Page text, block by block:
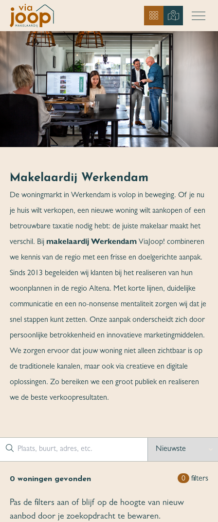
Makelaardij Werkendam
De woningmarkt in Werkendam is volop in beweging. Of je nu
je huis wilt verkopen, een nieuwe woning wilt aankopen of een
betrouwbare taxatie nodig hebt: de juiste makelaar maakt het
verschil. Bij makelaardij Werkendam ViaJoop! combineren
we kennis van de regio met een frisse en doelgerichte aanpak.
Sinds 2013 begeleiden wij klanten bij het realiseren van hun
woonplannen in de regio Altena. Met korte lijnen, duidelijke
communicatie en een no-nonsense mentaliteit zorgen wij dat je
snel stappen kunt zetten. Onze aanpak onderscheidt zich door
persoonlijke betrokkenheid en innovatieve marketingmiddelen.
We zorgen ervoor dat jouw woning niet alleen zichtbaar is op
de traditionele kanalen, maar ook via creatieve en digitale
oplossingen. Zo bereiken we een groot publiek en realiseren
we de beste verkoopresultaten.
0 woningen gevonden 0 filters
Pas de filters aan of blijf op de hoogte van nieuw
aanbod door je zoekopdracht te bewaren.